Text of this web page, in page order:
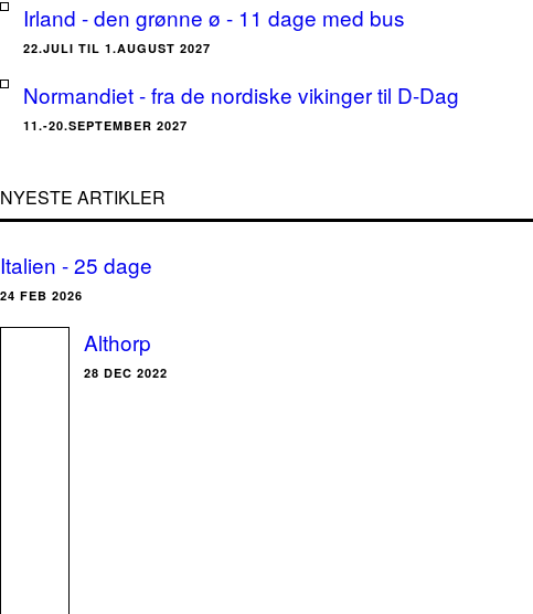
Irland - den grønne ø - 11 dage med bus
22.JULI TIL 1.AUGUST 2027
Normandiet - fra de nordiske vikinger til D-Dag
11.-20.SEPTEMBER 2027
NYESTE ARTIKLER
Italien - 25 dage
24 FEB 2026
Althorp
28 DEC 2022